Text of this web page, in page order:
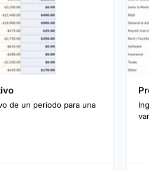
de un período para una